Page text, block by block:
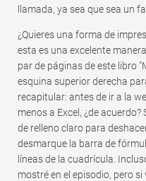
llamada, ya sea que sea un
¿Quieres una forma de
esta es una excelente
par de páginas de este libro
esquina superior derecha
recapitular: antes de ir a la
menos a Excel, ¿de
de relleno claro para
desmarque la barra de
líneas de la cuadrícula.
mostré en el episodio, pero